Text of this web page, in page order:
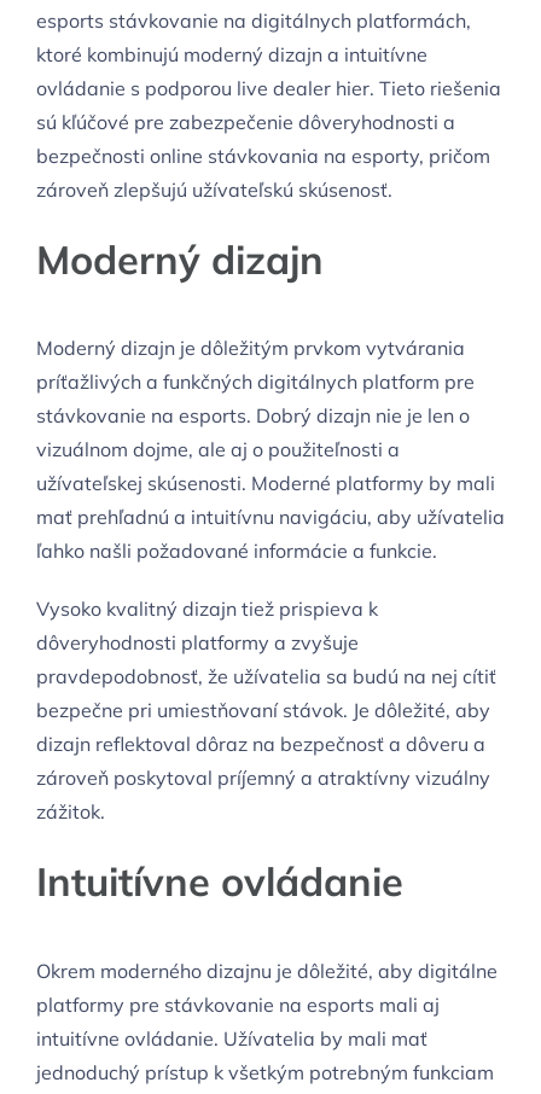
esports stávkovanie na digitálnych platformách,
ktoré kombinujú moderný dizajn a intuitívne
ovládanie s podporou live dealer hier. Tieto riešenia
sú kľúčové pre zabezpečenie dôveryhodnosti a
bezpečnosti online stávkovania na esporty, pričom
zároveň zlepšujú užívateľskú skúsenosť.
Moderný dizajn
Moderný dizajn je dôležitým prvkom vytvárania
príťažlivých a funkčných digitálnych platform pre
stávkovanie na esports. Dobrý dizajn nie je len o
vizuálnom dojme, ale aj o použiteľnosti a
užívateľskej skúsenosti. Moderné platformy by mali
mať prehľadnú a intuitívnu navigáciu, aby užívatelia
ľahko našli požadované informácie a funkcie.
Vysoko kvalitný dizajn tiež prispieva k
dôveryhodnosti platformy a zvyšuje
pravdepodobnosť, že užívatelia sa budú na nej cítiť
bezpečne pri umiestňovaní stávok. Je dôležité, aby
dizajn reflektoval dôraz na bezpečnosť a dôveru a
zároveň poskytoval príjemný a atraktívny vizuálny
zážitok.
Intuitívne ovládanie
Okrem moderného dizajnu je dôležité, aby digitálne
platformy pre stávkovanie na esports mali aj
intuitívne ovládanie. Užívatelia by mali mať
jednoduchý prístup k všetkým potrebným funkciam